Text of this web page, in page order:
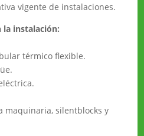
vigente de instalaciones.
la instalación:
térmico flexible.
maquinaria, silentblocks y